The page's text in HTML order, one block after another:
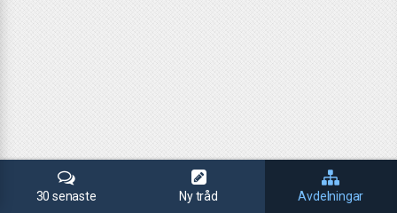
30 senaste Ny tråd Avdelningar